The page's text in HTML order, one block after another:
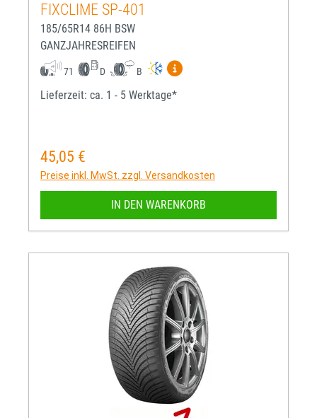
FIXCLIME SP-401
185/65R14 86H BSW
GANZJAHRESREIFEN
71 D B
Mehr Informationen zum
Lieferzeit: ca. 1 - 5 Werktage*
Regulärer Preis:
45,05 €
Preise inkl. MwSt. zzgl. Versandkosten
IN DEN WARENKORB